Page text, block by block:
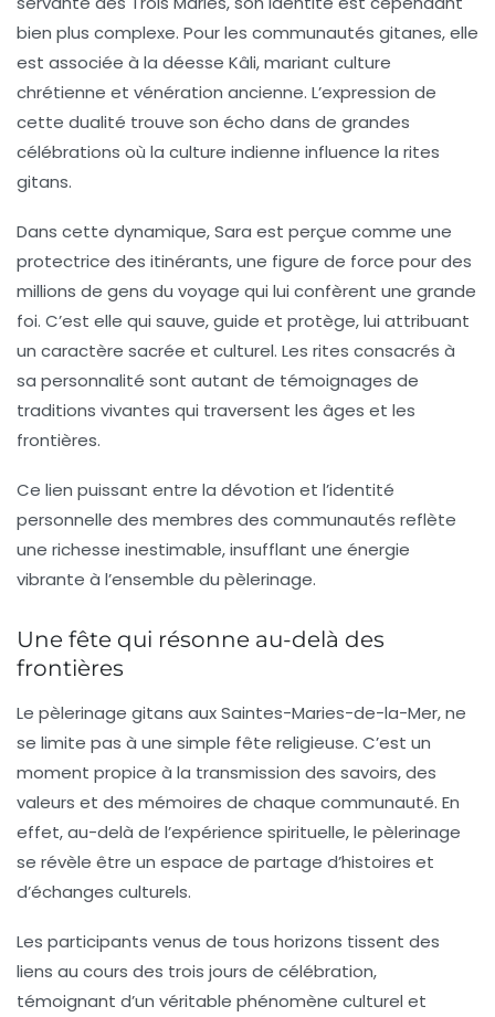
bien plus complexe. Pour les communautés gitanes, elle
est associée à la déesse Kâli, mariant culture
chrétienne et vénération ancienne. L’expression de
cette dualité trouve son écho dans de grandes
célébrations où la culture indienne influence la rites
gitans.
Dans cette dynamique, Sara est perçue comme une
protectrice des itinérants, une figure de force pour des
millions de gens du voyage qui lui confèrent une grande
foi. C’est elle qui sauve, guide et protège, lui attribuant
un caractère sacrée et culturel. Les rites consacrés à
sa personnalité sont autant de témoignages de
traditions vivantes qui traversent les âges et les
frontières.
Ce lien puissant entre la dévotion et l’identité
personnelle des membres des communautés reflète
une richesse inestimable, insufflant une énergie
vibrante à l’ensemble du pèlerinage.
Une fête qui résonne au-delà des
frontières
Le pèlerinage gitans auxSaintes-Maries-de-la-Mer, ne
se limite pas à une simple fête religieuse. C’est un
moment propice à la transmission des savoirs, des
valeurs et des mémoires de chaque communauté. En
effet, au-delà de l’expérience spirituelle, le pèlerinage
se révèle être un espace de partage d’histoires et
d’échanges culturels.
Les participants venus de tous horizons tissent des
liens au cours des trois jours de célébration,
témoignant d’un véritable phénomène culturel et